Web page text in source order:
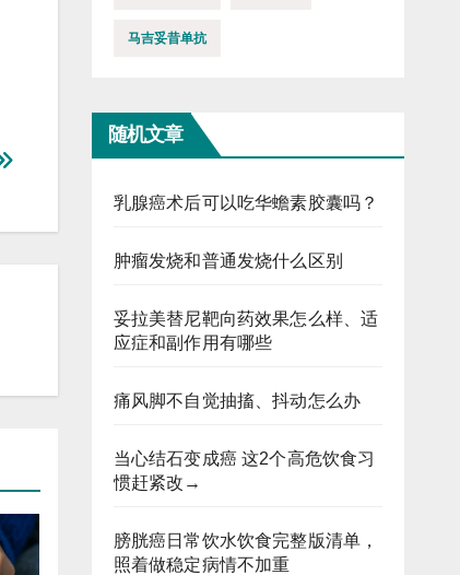
马吉妥昔单抗
随机文章
乳腺癌术后可以吃华蟾素胶囊吗？
肿瘤发烧和普通发烧什么区别
妥拉美替尼靶向药效果怎么样、适
应症和副作用有哪些
痛风脚不自觉抽搐、抖动怎么办
当心结石变成癌 这2个高危饮食习
惯赶紧改→
膀胱癌日常饮水饮食完整版清单，
照着做稳定病情不加重